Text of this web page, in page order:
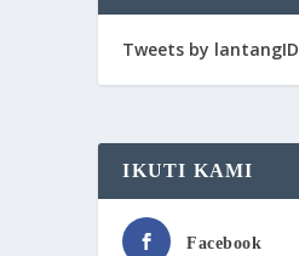
Tweets by lantangID
IKUTI KAMI
Facebook